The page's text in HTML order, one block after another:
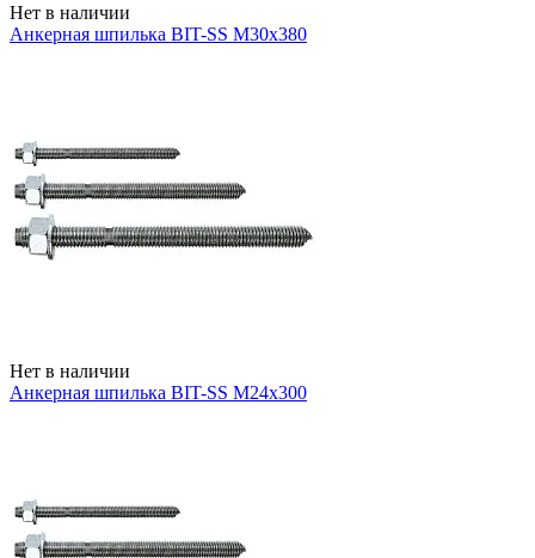
Нет в наличии
Анкерная шпилька BIT-SS М30х380
Нет в наличии
Анкерная шпилька BIT-SS М24х300